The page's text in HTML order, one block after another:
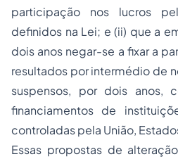
participação nos lucros
definidos na Lei; e (ii) que a
dois anos negar-se a fixar a
resultados por intermédio de
suspensos, por dois anos,
financiamentos de
controladas pela União,
Essas propostas de